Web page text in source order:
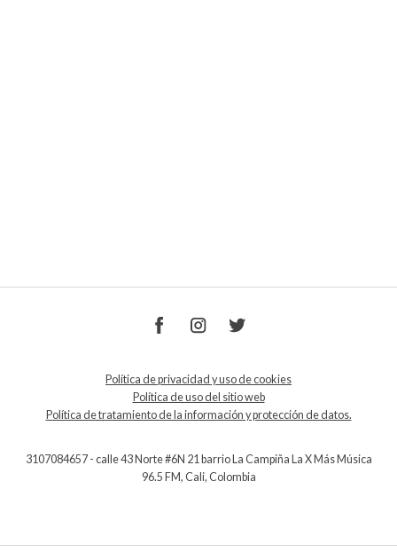
Política de privacidad y uso de cookies
Política de uso del sitio web
Política de tratamiento de la información y protección de datos.
3107084657 - calle 43 Norte #6N 21 barrio La Campiña La X Más Música
96.5 FM, Cali, Colombia